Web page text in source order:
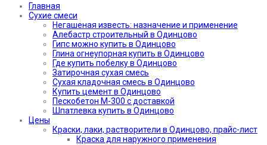
Главная
Сухие смеси
Негашеная известь: назначение и применение
Алебастр строительный в Одинцово
Гипс можно купить в Одинцово
Глина огнеупорная купить в Одинцово
Где купить побелку в Одинцово
Затирочная сухая смесь
Сухая кладочная смесь в Одинцово
Купить цемент в Одинцово
Пескобетон М-300 с доставкой
Шпатлевка купить в Одинцово
Цены
Краски, лаки, растворители в Одинцово, прайс-лист
Краска для наружного применения